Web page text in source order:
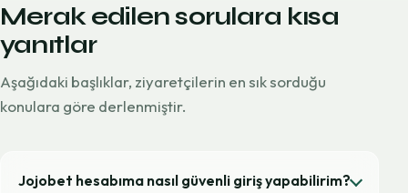
Merak edilen sorulara kısa
yanıtlar
Aşağıdaki başlıklar, ziyaretçilerin en sık sorduğu
konulara göre derlenmiştir.
Jojobet hesabıma nasıl güvenli giriş yapabilirim?